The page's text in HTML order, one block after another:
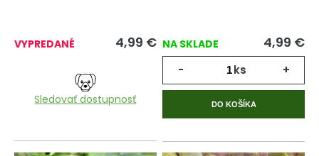
VYPREDANÉ 4,99 €
Sledovať dostupnosť
NA SKLADE 4,99 €
- ks +
DO KOŠÍKA